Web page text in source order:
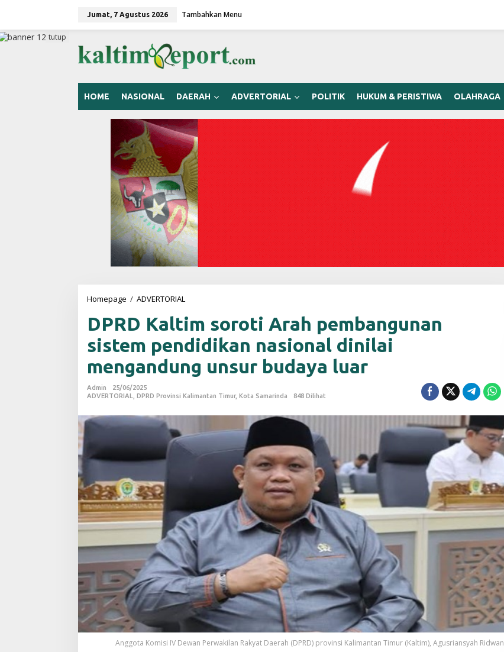
a
Jumat, 7 Agustus 2026 Tambahkan Menu
HOME NASIONAL DAERAH ADVERTORIAL POLITIK HUKUM & PERISTIWA OLAHRAGA
tutup
Homepage / ADVERTORIAL
R
D
K
a
l
t
m
o
o
t
p
e
m
b
a
n
g
u
n
a
n
i
DPRD Kaltim soroti Arah pembangunan
sistem pendidikan nasional dinilai
mengandung unsur budaya luar
Admin
25/06/2025
ADVERTORIAL
DPRD Provinsi Kalimantan Timur, Kota Samarinda 848 Dilihat
Anggota Komisi IV Dewan Perwakilan Rakyat Daerah (DPRD) provinsi Kalimantan Timur (Kaltim), Agusriansyah Ridwan